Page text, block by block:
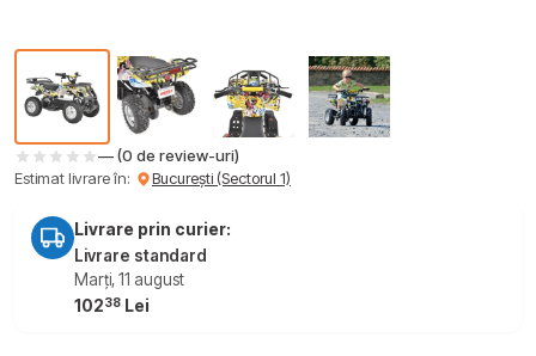
— (0 de review-uri)
Estimat livrare în:
București (Sectorul 1)
Livrare prin curier:
Livrare standard
Marți, 11 august
10238 Lei